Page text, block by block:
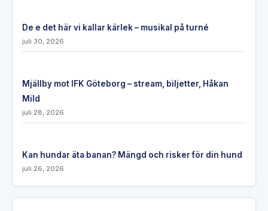
De e det här vi kallar kärlek – musikal på turné
juli 30, 2026
Mjällby mot IFK Göteborg – stream, biljetter, Håkan
Mild
juli 28, 2026
Kan hundar äta banan? Mängd och risker för din hund
juli 26, 2026